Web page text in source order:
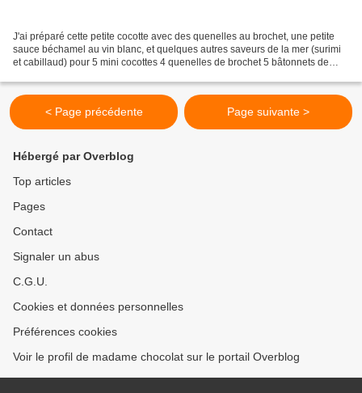
J'ai préparé cette petite cocotte avec des quenelles au brochet, une petite
sauce béchamel au vin blanc, et quelques autres saveurs de la mer (surimi
et cabillaud) pour 5 mini cocottes 4 quenelles de brochet 5 bâtonnets de
< Page précédente Page suivante >
Hébergé par Overblog
Top articles
Pages
Contact
Signaler un abus
C.G.U.
Cookies et données personnelles
Préférences cookies
Voir le profil de madame chocolat sur le portail Overblog